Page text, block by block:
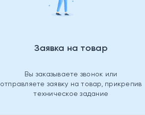
Заявка на товар
Вы заказываете звонок или
отправляете заявку на товар, прикрепив
техническое задание